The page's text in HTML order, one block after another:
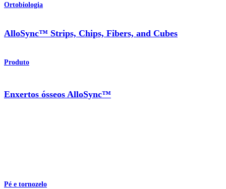
Ortobiologia
AlloSync™ Strips, Chips, Fibers, and Cubes
Produto
Enxertos ósseos AlloSync™
Pé e tornozelo